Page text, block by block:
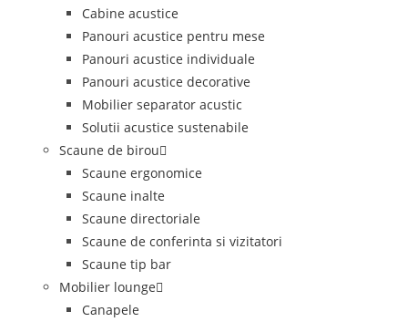
Cabine acustice
Panouri acustice pentru mese
Panouri acustice individuale
Panouri acustice decorative
Mobilier separator acustic
Solutii acustice sustenabile
Scaune de birou
Scaune ergonomice
Scaune inalte
Scaune directoriale
Scaune de conferinta si vizitatori
Scaune tip bar
Mobilier lounge
Canapele